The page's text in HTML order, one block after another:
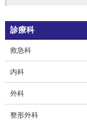
診療科
救急科
内科
外科
整形外科